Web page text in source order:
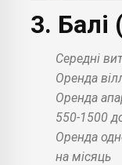
3. Балі
Середні
Оренда
Оренда
550-1500
Оренда
на місяць